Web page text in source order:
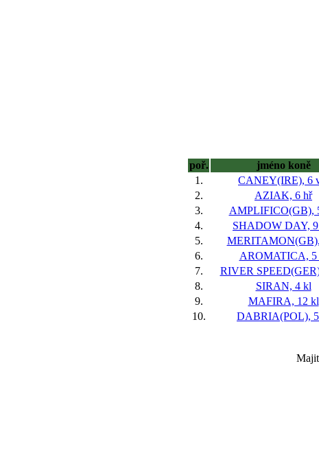
poř.
jméno koně
1.
CANEY(IRE), 6
2.
AZIAK, 6 hř
3.
AMPLIFICO(GB),
4.
SHADOW DAY,
5.
6.
AROMATICA, 5
7.
RIVER
8.
SIRAN, 4 kl
9.
MAFIRA, 12 kl
10.
DABRIA(POL),